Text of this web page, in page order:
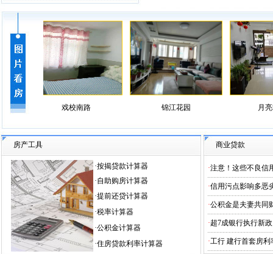
戏校南路
房产工具
·按揭贷款计算器
·自助购房计算器
·提前还贷计算器
·税率计算器
·公积金计算器
·住房贷款利率计算器
商业贷款
·注意！这些不良信
·信用污点影响多恶
·公积金是夫妻共同
·超7成银行执行新
·工行 建行首套房利